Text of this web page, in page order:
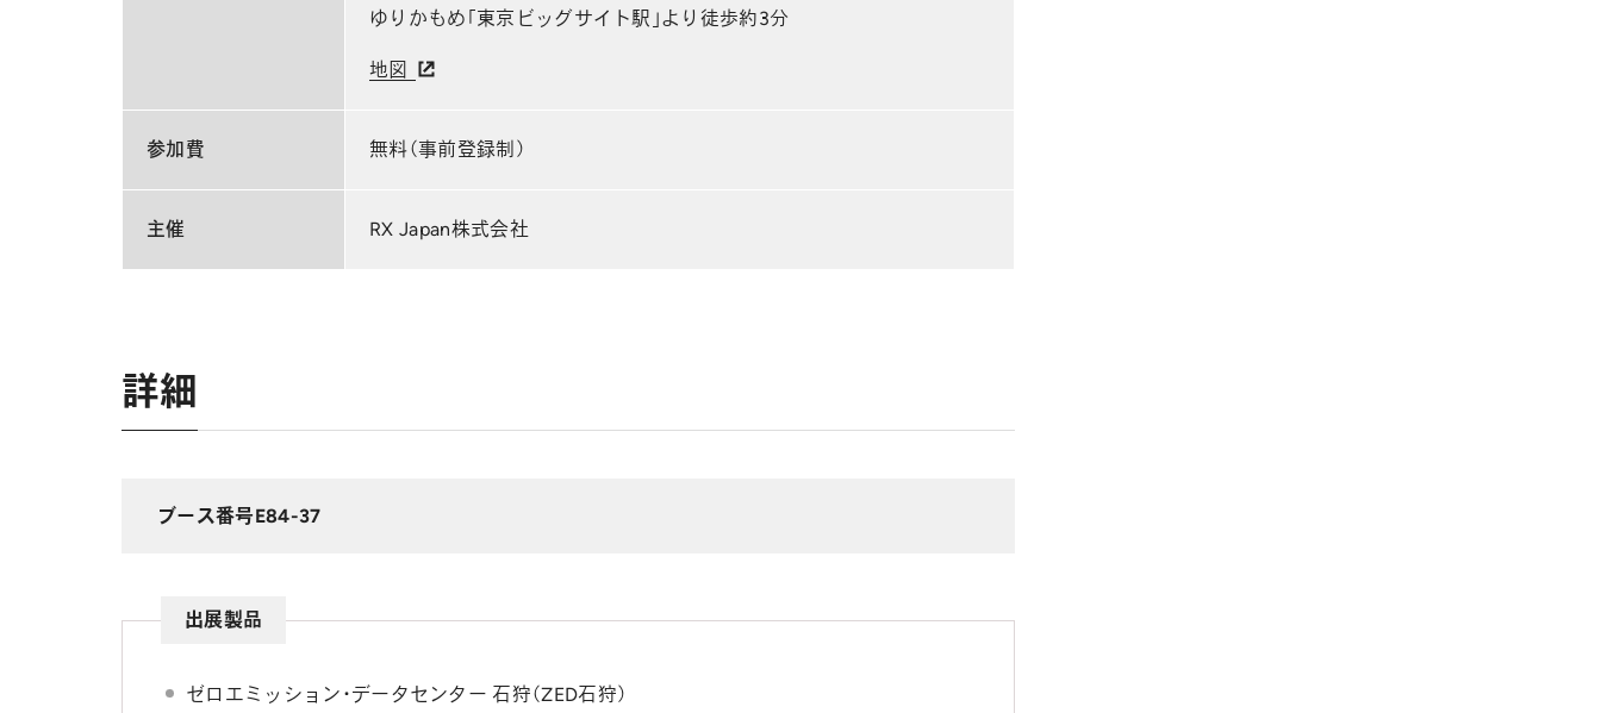
ゆりかもめ「東京ビッグサイト駅」より徒歩約3分
地図
参加費 無料（事前登録制）
主催 RX Japan株式会社
詳細
ブース番号E84-37
出展製品
ゼロエミッション・データセンター 石狩（ZED石狩）